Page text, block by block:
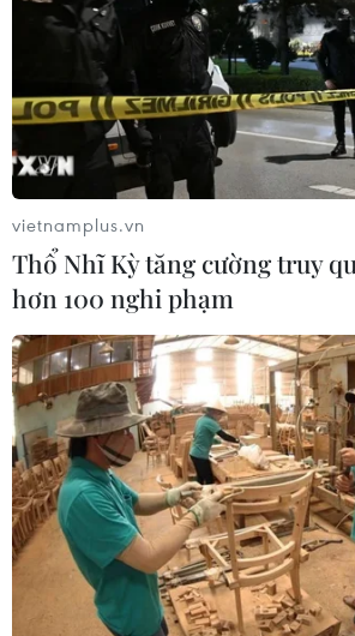
giúp Manchester United cầm hòa 2-
tiếp Burnley ngay trên sân nhà Old
Premier League.
M.U bị Burnley cầm hòa tại
Nguy thật rồi Mourinho
27/12/2017 02:15
vietnamplus.vn
Thổ Nhĩ Kỳ tăng cường truy
hơn 100 nghi phạm